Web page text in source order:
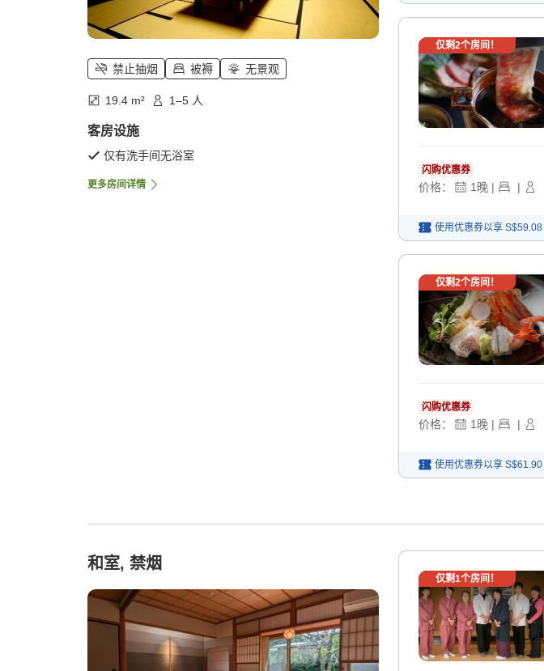
禁止抽烟 被褥 无景观
19.4 m² 1–5 人
客房设施
仅有洗手间无浴室
更多房间详情
仅剩2个房间！
闪购优惠券
价格： 1晚 | |
使用优惠券以享 S$59.08
仅剩2个房间！
闪购优惠券
价格： 1晚 | |
使用优惠券以享 S$61.90
和室, 禁烟
仅剩1个房间！